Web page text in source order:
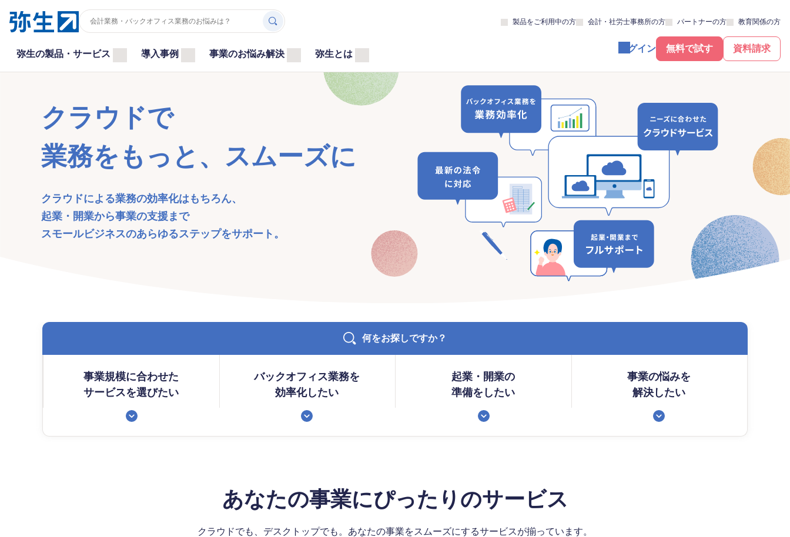
製品をご利用中の方 会計・社労士事務所の方 パートナーの方 教育関係の方
弥生の製品・サービス 導入事例 事業のお悩み解決 弥生とは
無料で試す 資料請求
ログイン
クラウドで
業務をもっと、スムーズに
クラウドによる業務の効率化はもちろん、
起業・開業から事業の支援まで
スモールビジネスのあらゆるステップをサポート。
何をお探しですか？
事業規模に合わせた
サービスを選びたい
バックオフィス業務を
効率化したい
起業・開業の
準備をしたい
事業の悩みを
解決したい
あなたの事業にぴったりのサービス
クラウドでも、デスクトップでも。あなたの事業をスムーズにするサービスが揃っています。